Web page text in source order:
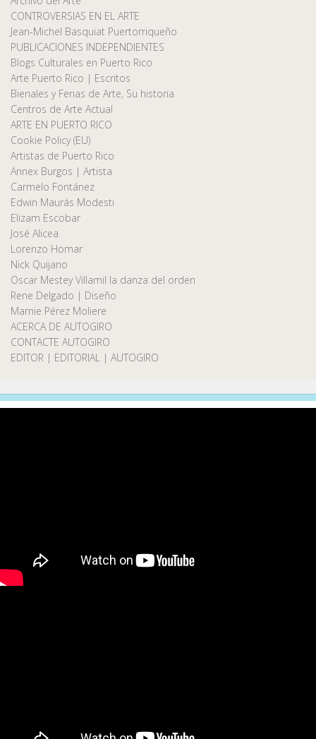
CONTROVERSIAS EN EL ARTE
Jean-Michel Basquiat Puertorriqueño
PUBLICACIONES INDEPENDIENTES
Blogs Culturales en Puerto Rico
Arte Puerto Rico | Escritos
Bienales y Ferias de Arte, Su historia
Centros de Arte Actual
ARTE EN PUERTO RICO
Cookie Policy (EU)
Artistas de Puerto Rico
Annex Burgos | Artista
Carmelo Fontánez
Edwin Maurás Modesti
Elizam Escobar
José Alicea
Lorenzo Homar
Nick Quijano
Oscar Mestey Villamil la danza del orden
Rene Delgado | Diseño
Marnie Pérez Moliere
ACERCA DE AUTOGIRO
CONTACTE AUTOGIRO
EDITOR | EDITORIAL | AUTOGIRO